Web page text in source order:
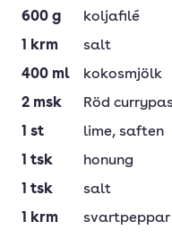
600 g
koljafilé
1
krm
salt
400 ml
kokosmjölk
2 msk
Röd
1 st lime, saften
1 tsk
honung
1 tsk
salt
1
krm svartpeppar